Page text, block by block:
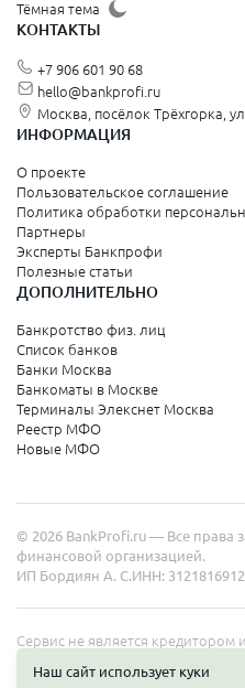
Тёмная тема
КОНТАКТЫ
+7 906 601 90 68
hello@bankprofi.ru
Москва, посёлок Трёхгорка,
ИНФОРМАЦИЯ
О проекте
Пользовательское соглашение
Политика обработки
Партнеры
Эксперты Банкпрофи
Полезные статьи
ДОПОЛНИТЕЛЬНО
Банкротство физ. лиц
Список банков
Банки Москва
Банкоматы в Москве
Терминалы Элекснет Москва
Реестр МФО
Новые МФО
© 2026 BankProfi.ru — Все права
финансовой организацией.
ИП Бордиян А. С.ИНН:
Сервис не является
на сайте не является
Наш сайт использует куки